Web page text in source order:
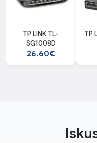
TP LINK TL-
SG1008D
26.60€
TP